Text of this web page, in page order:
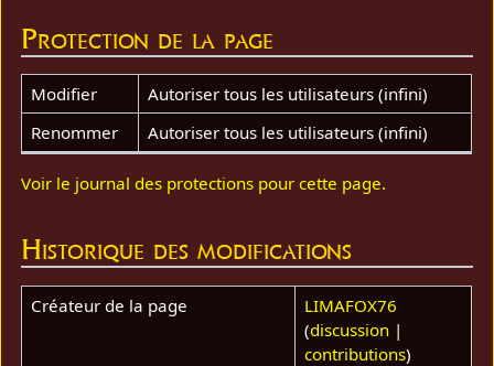
Protection de la page
Modifier
Autoriser tous les utilisateurs (infini)
Renommer
Autoriser tous les utilisateurs (infini)
Voir le journal des protections pour cette page.
Historique des modifications
Créateur de la page
LIMAFOX76
(discussion|
contributions)